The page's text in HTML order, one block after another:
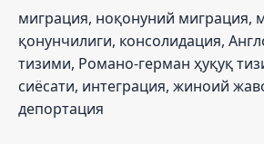
миграция, ноқонуний миграция,
қонунчилиги, консолидация,
тизими, Романо-герман ҳуқуқ
сиёсати, интеграция, жиноий
депортация